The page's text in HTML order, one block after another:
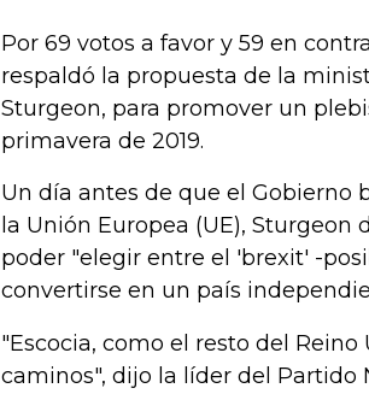
Por 69 votos a favor y 59 en
respaldó la propuesta de la
Sturgeon, para promover un
primavera de 2019.
Un día antes de que el Gobierno
la Unión Europea (UE), Sturgeon
poder "elegir entre el 'brexit' -
convertirse en un país
"Escocia, como el resto del
caminos", dijo la líder del Partido